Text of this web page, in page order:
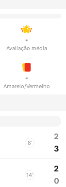
-
Avaliação média
-
Amarelo/Vermelho
8'
2
3
14'
2
0